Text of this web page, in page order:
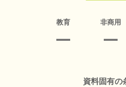
教育 非商用
資料固有の